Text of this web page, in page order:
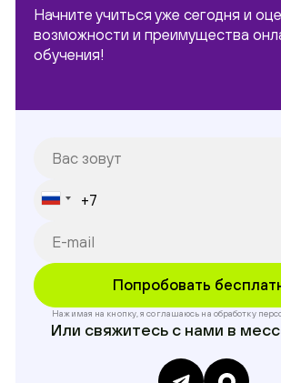
Начните учиться уже сегодня и
возможности и преимущества
обучения!
Нажимая на кнопку, я соглашаюсь на обработку
Или свяжитесь с нами в